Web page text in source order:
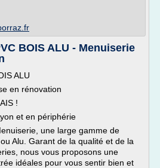
BOIS ALU - Menuiserie
ALU
en rénovation
!
et en périphérie
une large gamme de
Alu. Garant de la qualité et de la
nous vous proposons une
idéales pour vous sentir bien et